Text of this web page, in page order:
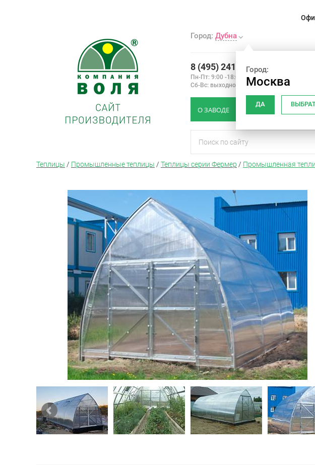
Город: Дубна
Город:
Москва
ДА
8 (495) 241-14-01
Пн-Пт: 9:00 -18:00
Сб-Вс: выходной
О ЗАВОДЕ КАК ВЫБРАТЬ ТЕПЛИЦУ
Теплицы / Промышленные теплицы / Теплицы серии Фермер / Промышленная